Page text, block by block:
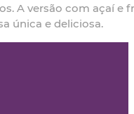
A versão com açaí
única e deliciosa.